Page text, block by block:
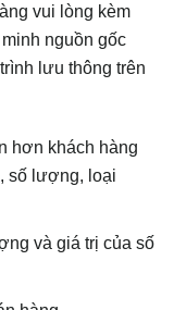
vui lòng kèm
nguồn gốc
lưu thông trên
hơn khách hàng
số lượng, loại
và giá trị của số